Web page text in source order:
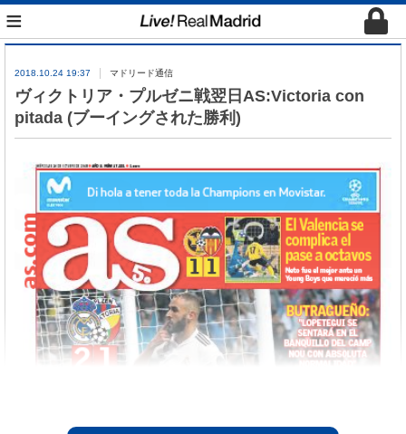
≡
2018.10.24 19:37 マドリード通信
ヴィクトリア・プルゼニ戦翌日AS:Victoria con
pitada (ブーイングされた勝利)